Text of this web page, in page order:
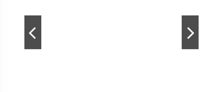
Producto disponible con otras opciones